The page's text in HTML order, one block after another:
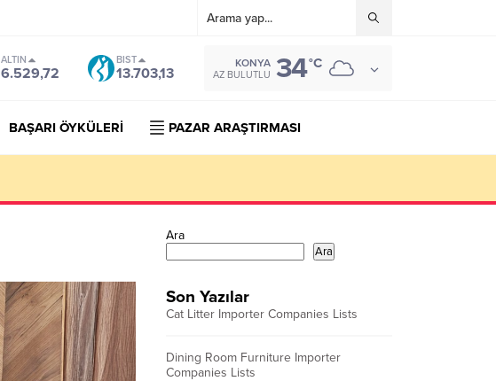
ALTIN
6.529,72
BIST
13.703,13
KONYA
AZ BULUTLU 34°C
BAŞARI ÖYKÜLERİ PAZAR ARAŞTIRMASI
Ara
Ara
Son Yazılar
Cat Litter Importer Companies Lists
Dining Room Furniture Importer
Companies Lists